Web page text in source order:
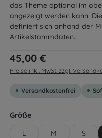
das Theme optional im
angezeigt werden kann.
definiert sich anhand der
Artikelstammdaten.
Regulärer Preis:
45,00 €
Preise inkl. MwSt. zzgl.
Versandkostenfrei
Größe
L M S